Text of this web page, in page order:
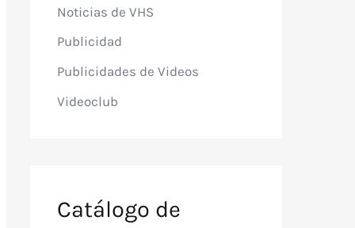
Noticias de VHS
Publicidad
Publicidades de Videos
Videoclub
Catálogo de